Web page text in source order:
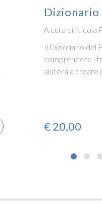
A cura di Nicola
Il Dizionario del
comprendere i
aiuterà a creare
€20,00